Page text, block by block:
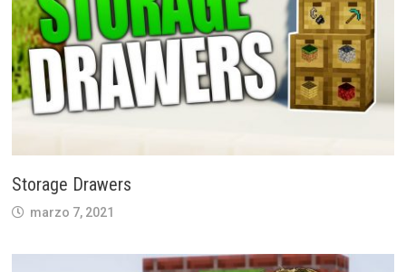
Storage Drawers
marzo 7, 2021